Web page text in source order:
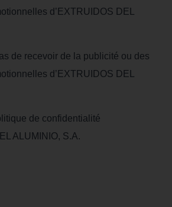
d’EXTRUIDOS DEL
de recevoir de la publicité ou des
d’EXTRUIDOS DEL
de confidentialité
ALUMINIO, S.A.